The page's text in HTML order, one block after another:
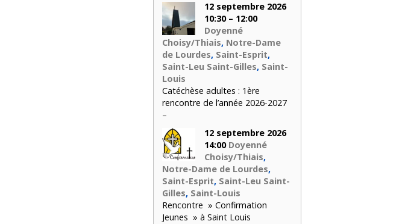
12 septembre 2026
10:30 – 12:00
Doyenné
Choisy/Thiais, Notre-Dame
de Lourdes, Saint-Esprit,
Saint-Leu Saint-Gilles, Saint-
Louis
Catéchèse adultes : 1ère
rencontre de l’année 2026-2027
–
12 septembre 2026
14:00 Doyenné
Choisy/Thiais,
Notre-Dame de Lourdes,
Saint-Esprit, Saint-Leu Saint-
Gilles, Saint-Louis
Rencontre » Confirmation
Jeunes » à Saint Louis